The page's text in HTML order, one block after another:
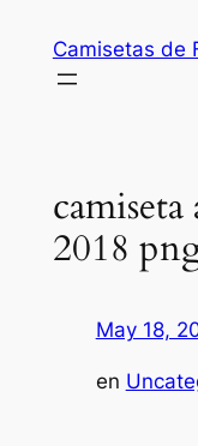
contenido
Camisetas de
2018
May 18,
en